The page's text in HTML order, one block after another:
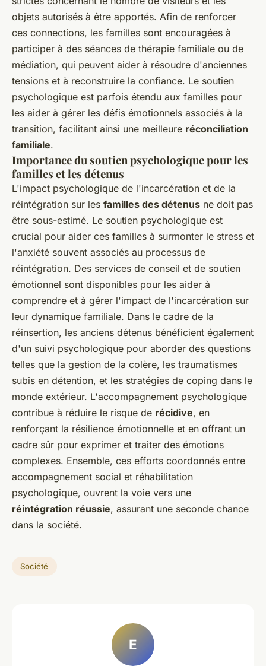
objets autorisés à être apportés. Afin de renforcer
ces connections, les familles sont encouragées à
participer à des séances de thérapie familiale ou de
médiation, qui peuvent aider à résoudre d'anciennes
tensions et à reconstruire la confiance. Le soutien
psychologique est parfois étendu aux familles pour
les aider à gérer les défis émotionnels associés à la
transition, facilitant ainsi une meilleure réconciliation
familiale.
Importance du soutien psychologique pour les
familles et les détenus
L'impact psychologique de l'incarcération et de la
réintégration sur les familles des détenus ne doit pas
être sous-estimé. Le soutien psychologique est
crucial pour aider ces familles à surmonter le stress et
l'anxiété souvent associés au processus de
réintégration. Des services de conseil et de soutien
émotionnel sont disponibles pour les aider à
comprendre et à gérer l'impact de l'incarcération sur
leur dynamique familiale. Dans le cadre de la
réinsertion, les anciens détenus bénéficient également
d'un suivi psychologique pour aborder des questions
telles que la gestion de la colère, les traumatismes
subis en détention, et les stratégies de coping dans le
monde extérieur. L'accompagnement psychologique
contribue à réduire le risque de récidive, en
renforçant la résilience émotionnelle et en offrant un
cadre sûr pour exprimer et traiter des émotions
complexes. Ensemble, ces efforts coordonnés entre
accompagnement social et réhabilitation
psychologique, ouvrent la voie vers une
réintégration réussie, assurant une seconde chance
dans la société.
Société
E